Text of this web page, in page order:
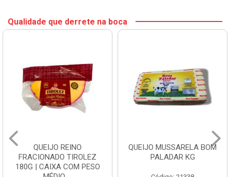
Qualidade que derrete na boca
QUEIJO REINO
FRACIONADO TIROLEZ
180G | CAIXA COM PESO
QUEIJO MUSSARELA BOM
PALADAR KG